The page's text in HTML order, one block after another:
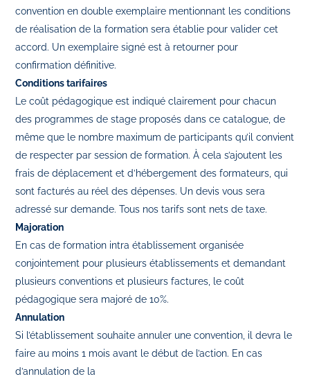
convention en double exemplaire mentionnant les conditions
de réalisation de la formation sera établie pour valider cet
accord. Un exemplaire signé est à retourner pour
confirmation définitive.
Conditions tarifaires
Le coût pédagogique est indiqué clairement pour chacun
des programmes de stage proposés dans ce catalogue, de
même que le nombre maximum de participants qu’il convient
de respecter par session de formation. À cela s’ajoutent les
frais de déplacement et d’hébergement des formateurs, qui
sont facturés au réel des dépenses. Un devis vous sera
adressé sur demande. Tous nos tarifs sont nets de taxe.
Majoration
En cas de formation intra établissement organisée
conjointement pour plusieurs établissements et demandant
plusieurs conventions et plusieurs factures, le coût
pédagogique sera majoré de 10%.
Annulation
Si l’établissement souhaite annuler une convention, il devra le
faire au moins 1 mois avant le début de l’action. En cas
d’annulation de la